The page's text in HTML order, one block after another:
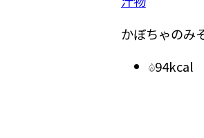
かぼちゃのみそ汁